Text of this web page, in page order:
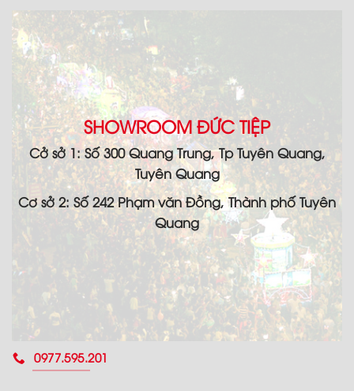
SHOWROOM ĐỨC TIỆP
Cở sở 1: Số 300 Quang Trung, Tp Tuyên Quang,
Tuyên Quang
Cơ sở 2: Số 242 Phạm văn Đồng, Thành phố Tuyên
Quang
0977.595.201